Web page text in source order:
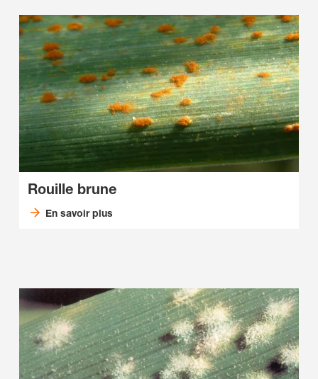
Rouille brune
En savoir plus